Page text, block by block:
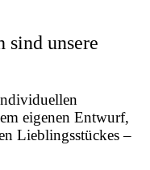
sind unsere
eigenen Entwurf,
Lieblingsstückes –